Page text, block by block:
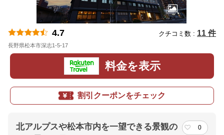
4.7 クチコミ数 : 11 件
長野県松本市深志1-5-17
料金を表示
割引クーポンをチェック
北アルプスや松本市内を一望できる景観の
0